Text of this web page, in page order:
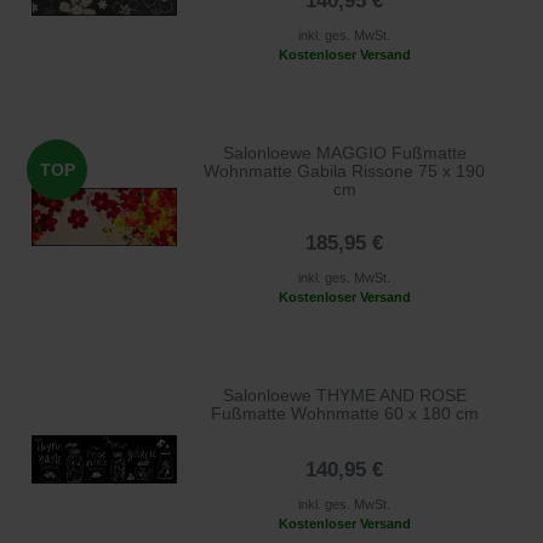
inkl. ges. MwSt.
Kostenloser Versand
TOP
Salonloewe MAGGIO Fußmatte
Wohnmatte Gabila Rissone 75 x 190
cm
185,95 €
inkl. ges. MwSt.
Kostenloser Versand
Salonloewe THYME AND ROSE
Fußmatte Wohnmatte 60 x 180 cm
140,95 €
inkl. ges. MwSt.
Kostenloser Versand